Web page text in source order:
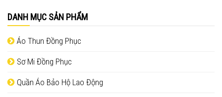
DANH MỤC SẢN PHẨM
Áo Thun Đồng Phục
Sơ Mi Đồng Phục
Quần Áo Bảo Hộ Lao Động